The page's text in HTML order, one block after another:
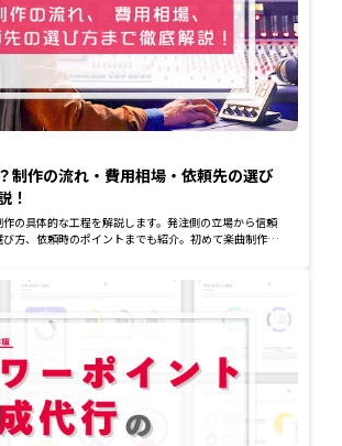
制作の流れ・費用相場・依頼先の選び
！
の具体的な工程を解説します。発注側の立場から信頼
方、依頼時のポイントまでも紹介。初めて楽曲制作を